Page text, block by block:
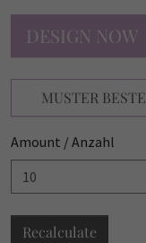
DESIGN NOW
MUSTER
Amount / Anzahl
Recalculate